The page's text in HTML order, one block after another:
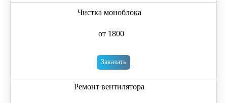
Чистка моноблока
от 1800
Заказать
Ремонт вентилятора